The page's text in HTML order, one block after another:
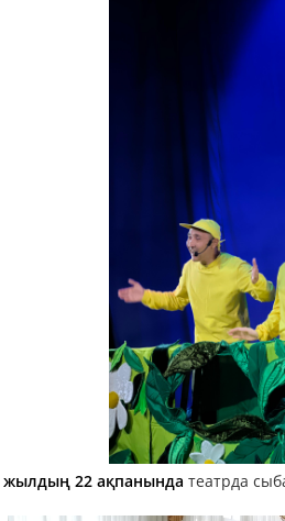
жылдың 22 ақпанында театрда